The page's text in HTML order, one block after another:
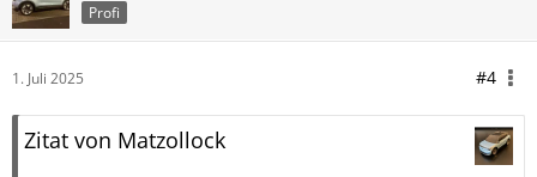
Profi
1. Juli 2025 #4
Zitat von Matzollock